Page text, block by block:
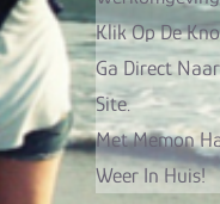
Klik Op De
Ga Direct
Site.
Met Memon
Weer In Huis!